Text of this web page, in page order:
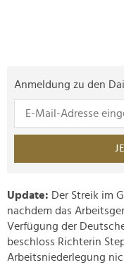
Anmeldung zu den
Update: Der Streik im
nachdem das
Verfügung der
beschloss Richterin
Arbeitsniederlegung